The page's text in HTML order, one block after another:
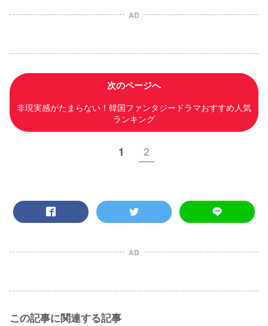
AD
次のページへ
非現実感がたまらない！韓国ファンタジードラマおすすめ人気
ランキング
1 2
AD
この記事に関連する記事